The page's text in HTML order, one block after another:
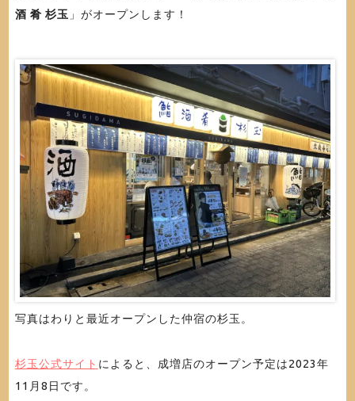
酒 肴 杉玉 」がオープンします！
写真はわりと最近オープンした仲宿の杉玉。
杉玉公式サイト によると、成増店のオープン予定は2023年
11月8日です。